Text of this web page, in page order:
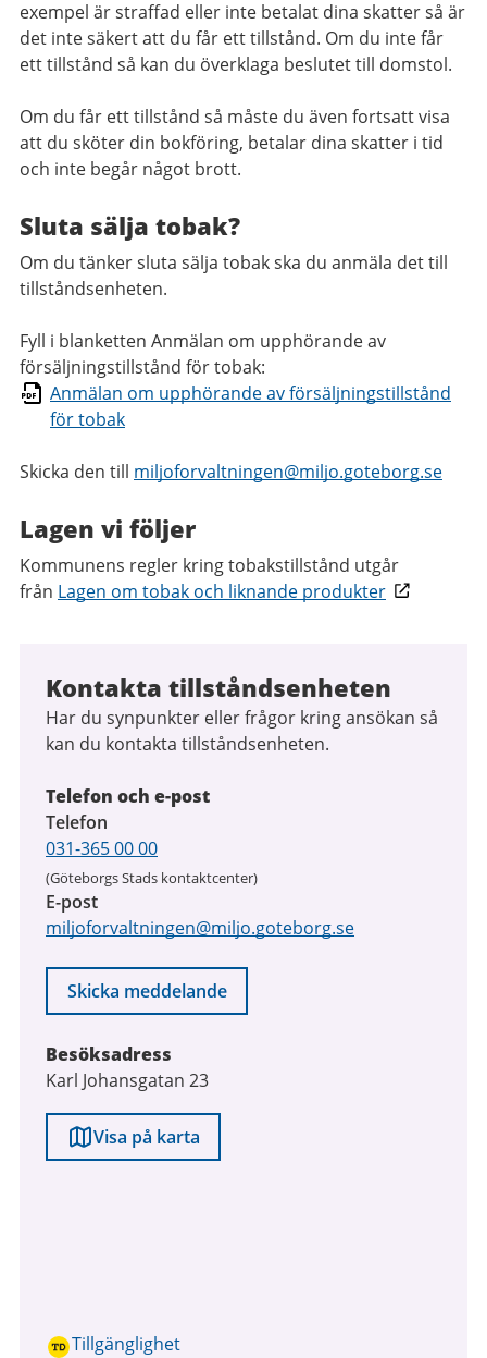
exempel är straffad eller inte betalat dina skatter så är
det inte säkert att du får ett tillstånd. Om du inte får
ett tillstånd så kan du överklaga beslutet till domstol.
Om du får ett tillstånd så måste du även fortsatt visa
att du sköter din bokföring, betalar dina skatter i tid
och inte begår något brott.
Sluta sälja tobak?
Om du tänker sluta sälja tobak ska du anmäla det till
tillståndsenheten.
Fyll i blanketten Anmälan om upphörande av
försäljningstillstånd för tobak:
Anmälan om upphörande av försäljningstillstånd
för tobak
Skicka den till miljoforvaltningen@miljo.goteborg.se
Lagen vi följer
Kommunens regler kring tobakstillstånd utgår
från Lagen om tobak och liknande produkter
Kontakta tillståndsenheten
Har du synpunkter eller frågor kring ansökan så
kan du kontakta tillståndsenheten.
Telefon och e-post
Telefon
031-365 00 00
(Göteborgs Stads kontaktcenter)
E-post
miljoforvaltningen@miljo.goteborg.se
Skicka meddelande
Besöksadress
Karl Johansgatan 23
Visa på karta
Tillgänglighet